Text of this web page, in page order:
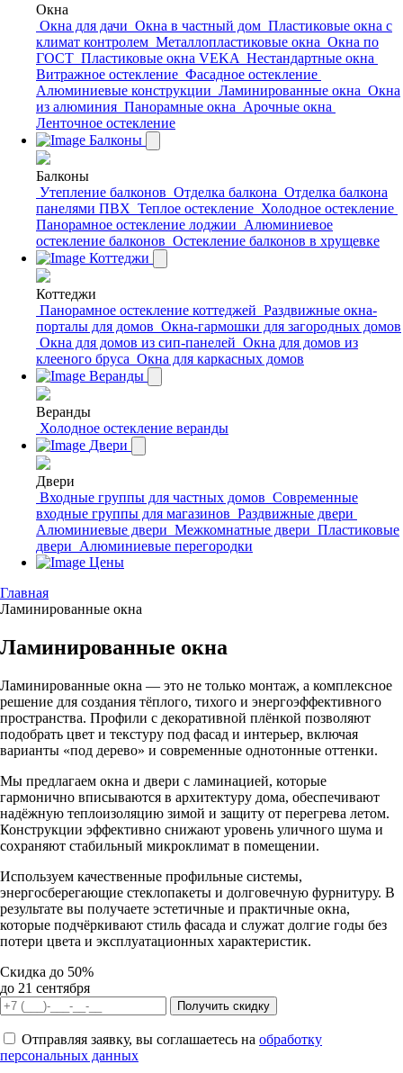
Окна
Окна для дачи Окна в частный дом Пластиковые окна с
климат контролем Металлопластиковые окна Окна по
ГОСТ Пластиковые окна VEKA Нестандартные окна
Витражное остекление Фасадное остекление
Алюминиевые конструкции Ламинированные окна Окна
из алюминия Панорамные окна Арочные окна
Ленточное остекление
Балконы
Балконы
Утепление балконов Отделка балкона Отделка балкона
панелями ПВХ Теплое остекление Холодное остекление
Панорамное остекление лоджии Алюминиевое
остекление балконов Остекление балконов в хрущевке
Коттеджи
Коттеджи
Панорамное остекление коттеджей Раздвижные окна-
порталы для домов Окна-гармошки для загородных домов
Окна для домов из сип-панелей Окна для домов из
клееного бруса Окна для каркасных домов
Веранды
Веранды
Холодное остекление веранды
Двери
Двери
Входные группы для частных домов Современные
входные группы для магазинов Раздвижные двери
Алюминиевые двери Межкомнатные двери Пластиковые
двери Алюминиевые перегородки
Цены
Главная
Ламинированные окна
Ламинированные окна
Ламинированные окна — это не только монтаж, а комплексное
решение для создания тёплого, тихого и энергоэффективного
пространства. Профили с декоративной плёнкой позволяют
подобрать цвет и текстуру под фасад и интерьер, включая
варианты «под дерево» и современные однотонные оттенки.
Мы предлагаем окна и двери с ламинацией, которые
гармонично вписываются в архитектуру дома, обеспечивают
надёжную теплоизоляцию зимой и защиту от перегрева летом.
Конструкции эффективно снижают уровень уличного шума и
сохраняют стабильный микроклимат в помещении.
Используем качественные профильные системы,
энергосберегающие стеклопакеты и долговечную фурнитуру. В
результате вы получаете эстетичные и практичные окна,
которые подчёркивают стиль фасада и служат долгие годы без
потери цвета и эксплуатационных характеристик.
Cкидка до 50%
до 21 сентября
Получить скидку
Отправляя заявку, вы соглашаетесь на обработку
персональных данных